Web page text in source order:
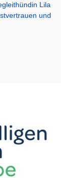
Lila
und